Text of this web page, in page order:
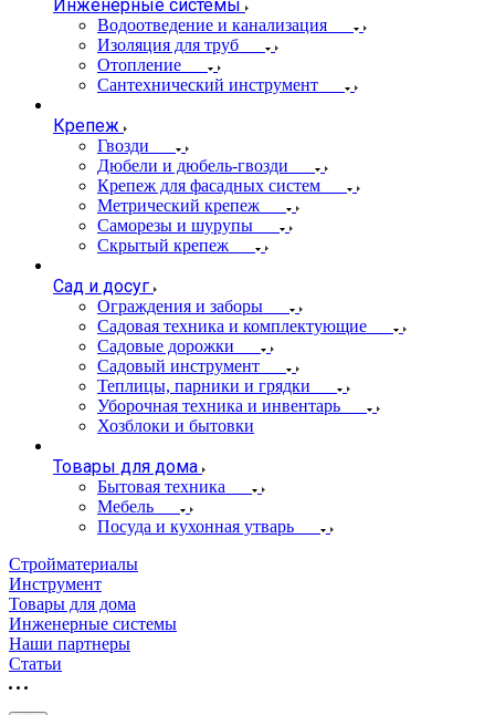
Инженерные системы
Водоотведение и канализация
Изоляция для труб
Отопление
Сантехнический инструмент
Крепеж
Гвозди
Дюбели и дюбель-гвозди
Крепеж для фасадных систем
Метрический крепеж
Саморезы и шурупы
Скрытый крепеж
Сад и досуг
Ограждения и заборы
Садовая техника и комплектующие
Садовые дорожки
Садовый инструмент
Теплицы, парники и грядки
Уборочная техника и инвентарь
Хозблоки и бытовки
Товары для дома
Бытовая техника
Мебель
Посуда и кухонная утварь
Стройматериалы
Инструмент
Товары для дома
Инженерные системы
Наши партнеры
Статьи